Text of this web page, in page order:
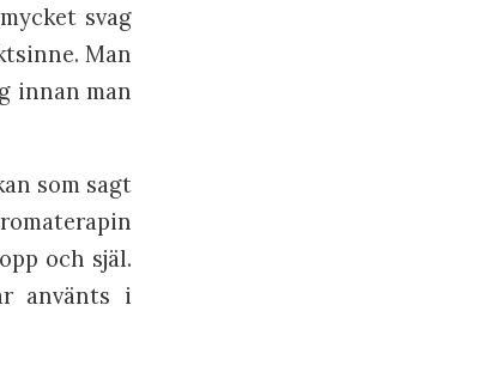
svag
Man
innan man
som sagt
och själ.
använts i